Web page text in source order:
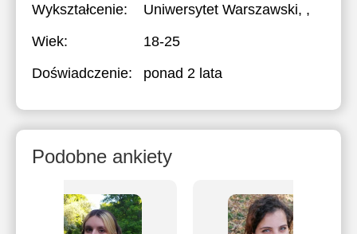
Wykształcenie: Uniwersytet Warszawski, ,
Wiek:
18-25
Doświadczenie:
ponad 2 lata
Podobne ankiety